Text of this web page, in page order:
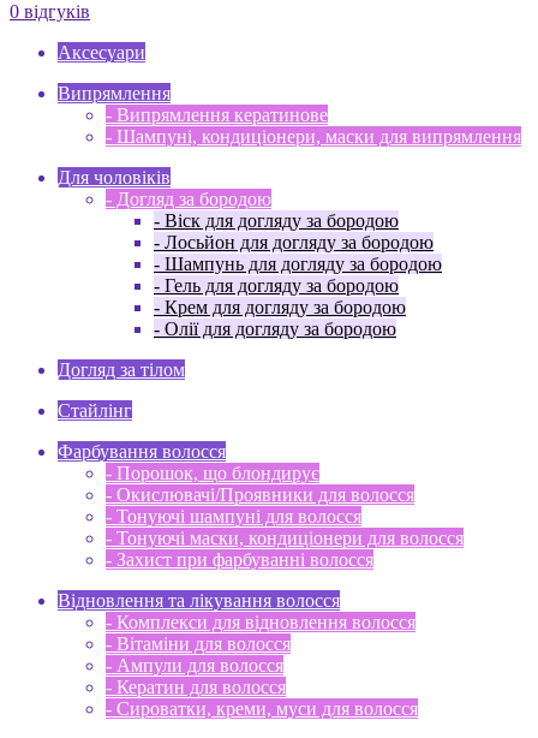
0 відгуків
Аксесуари
Випрямлення
- Випрямлення кератинове
- Шампуні, кондиціонери, маски для випрямлення
Для чоловіків
- Догляд за бородою
- Віск для догляду за бородою
- Лосьйон для догляду за бородою
- Шампунь для догляду за бородою
- Гель для догляду за бородою
- Крем для догляду за бородою
- Олії для догляду за бородою
Догляд за тілом
Стайлінг
Фарбування волосся
- Порошок, що блондирує
- Окислювачі/Проявники для волосся
- Тонуючі шампуні для волосся
- Тонуючі маски, кондиціонери для волосся
- Захист при фарбуванні волосся
Відновлення та лікування волосся
- Комплекси для відновлення волосся
- Вітаміни для волосся
- Ампули для волосся
- Кератин для волосся
- Сироватки, креми, муси для волосся